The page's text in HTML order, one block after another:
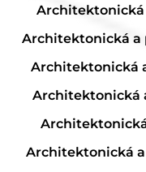
Architektonická
Architektonická a
Architektonická
Architektonická
Architektonická